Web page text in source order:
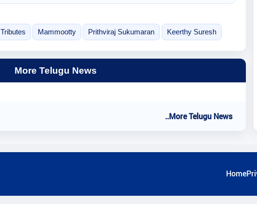
Tributes Mammootty Prithviraj Sukumaran Keerthy Suresh
More Telugu News
..More Telugu News
Home